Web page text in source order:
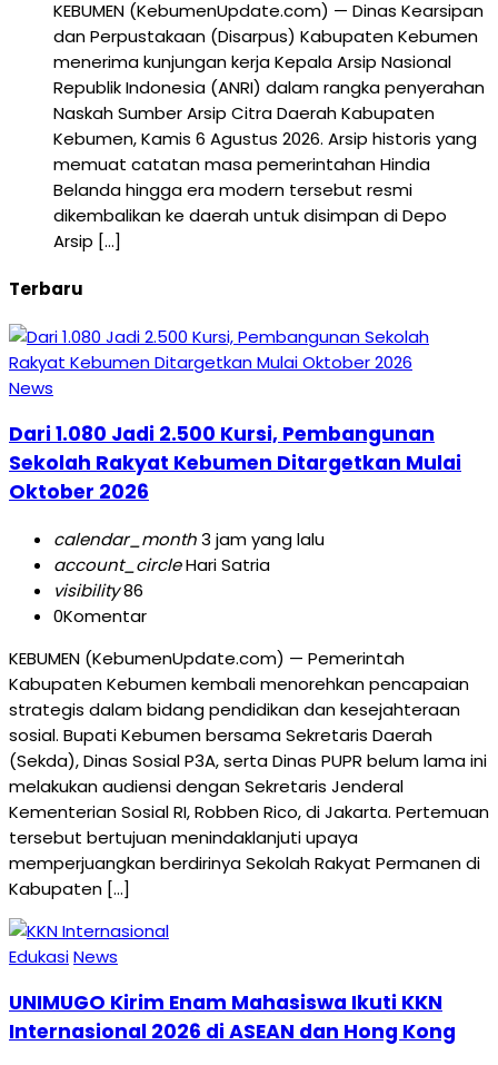
KEBUMEN (KebumenUpdate.com) — Dinas Kearsipan
dan Perpustakaan (Disarpus) Kabupaten Kebumen
menerima kunjungan kerja Kepala Arsip Nasional
Republik Indonesia (ANRI) dalam rangka penyerahan
Naskah Sumber Arsip Citra Daerah Kabupaten
Kebumen, Kamis 6 Agustus 2026. Arsip historis yang
memuat catatan masa pemerintahan Hindia
Belanda hingga era modern tersebut resmi
dikembalikan ke daerah untuk disimpan di Depo
Arsip […]
Terbaru
News
Dari 1.080 Jadi 2.500 Kursi, Pembangunan
Sekolah Rakyat Kebumen Ditargetkan Mulai
Oktober 2026
calendar_month3 jam yang lalu
account_circleHari Satria
visibility86
0Komentar
KEBUMEN (KebumenUpdate.com) — Pemerintah
Kabupaten Kebumen kembali menorehkan pencapaian
strategis dalam bidang pendidikan dan kesejahteraan
sosial. Bupati Kebumen bersama Sekretaris Daerah
(Sekda), Dinas Sosial P3A, serta Dinas PUPR belum lama ini
melakukan audiensi dengan Sekretaris Jenderal
Kementerian Sosial RI, Robben Rico, di Jakarta. Pertemuan
tersebut bertujuan menindaklanjuti upaya
memperjuangkan berdirinya Sekolah Rakyat Permanen di
Kabupaten […]
EdukasiNews
UNIMUGO Kirim Enam Mahasiswa Ikuti KKN
Internasional 2026 di ASEAN dan Hong Kong